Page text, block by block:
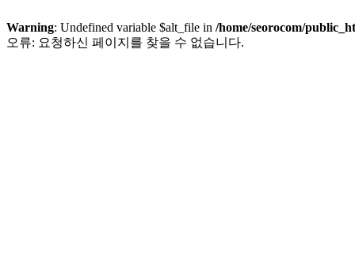
Warning: Undefined variable $alt_file in /home/seorocom/
오류: 요청하신 페이지를 찾을 수 없습니다.